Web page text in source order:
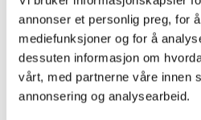
annonser et personlig preg, for
mediefunksjoner og for å
dessuten informasjon om
vårt, med partnerne våre innen
annonsering og analysearbeid.
aluminium.I tillegg
tilreparerbarhet
noen typer
elektronikk og